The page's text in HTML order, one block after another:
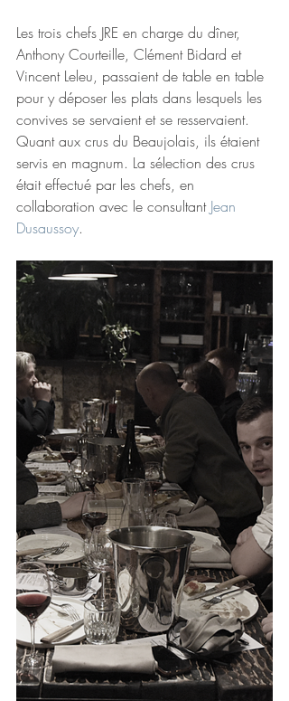
Les trois chefs JRE en charge du dîner,
Anthony Courteille, Clément Bidard et
Vincent Leleu, passaient de table en table
pour y déposer les plats dans lesquels les
convives se servaient et se resservaient.
Quant aux crus du Beaujolais, ils étaient
servis en magnum. La sélection des crus
était effectué par les chefs, en
collaboration avec le consultant Jean
Dusaussoy.